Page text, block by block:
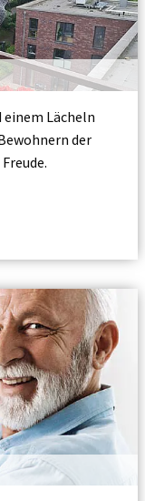
Lächeln
der